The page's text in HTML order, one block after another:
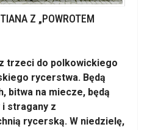
Z „POWROTEM
trzeci do polkowickiego
rycerstwa. Będą
bitwa na miecze, będą
stragany z
rycerską. W niedzielę,